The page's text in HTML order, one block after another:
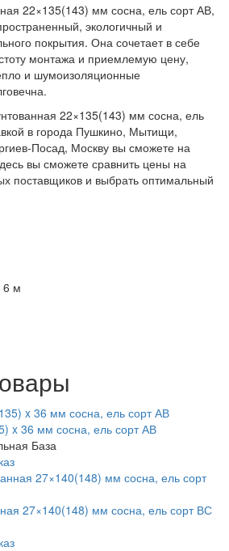
22×135(143) мм сосна, ель сорт АВ,
экологичный и
покрытия. Она сочетает в себе
монтажа и приемлемую цену,
и шумоизоляционные
22×135(143) мм сосна, ель
в города Пушкино, Мытищи,
Посад, Москву вы сможете на
вы сможете сравнить цены на
поставщиков и выбрать оптимальный
6 м
x 36 мм сосна, ель сорт АВ
База
27×140(148) мм сосна, ель сорт ВС